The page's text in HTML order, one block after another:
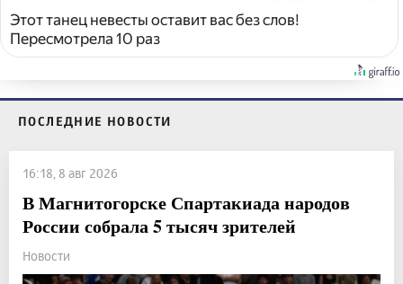
Этот танец невесты оставит вас без слов!
Пересмотрела 10 раз
ПОСЛЕДНИЕ НОВОСТИ
16:18, 8 авг 2026
В Магнитогорске Спартакиада народов
России собрала 5 тысяч зрителей
Новости